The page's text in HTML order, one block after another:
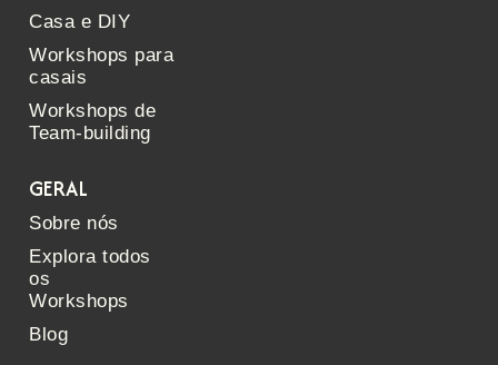
Casa e DIY
Workshops para
casais
Workshops de
Team-building
GERAL
Sobre nós
Explora todos
os
Workshops
Blog